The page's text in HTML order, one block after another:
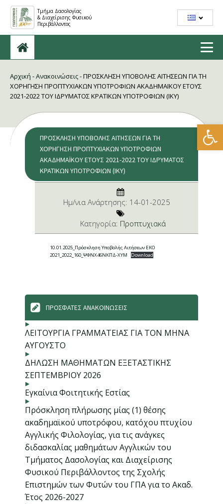
Τμήμα Δασολογίας
& Διαχείρισης Φυσικού
Περιβάλλοντος
Αρχική -Ανακοινώσεις-ΠΡΟΣΚΛΗΣΗ ΥΠΟΒΟΛΗΣ ΑΙΤΗΣΕΩΝ ΓΙΑ ΤΗ
ΧΟΡΗΓΗΣΗ ΠΡΟΠΤΥΧΙΑΚΩΝ ΥΠΟΤΡΟΦΙΩΝ ΑΚΑΔΗΜΑΪΚΟΥ ΕΤΟΥΣ
2021-2022 ΤΟΥ ΙΔΡΥΜΑΤΟΣ ΚΡΑΤΙΚΩΝ ΥΠΟΤΡΟΦΙΩΝ (ΙΚΥ)
ΠΡΟΣΚΛΗΣΗ ΥΠΟΒΟΛΗΣ ΑΙΤΗΣΕΩΝ ΓΙΑ ΤΗ
ΧΟΡΗΓΗΣΗ ΠΡΟΠΤΥΧΙΑΚΩΝ ΥΠΟΤΡΟΦΙΩΝ
ΑΚΑΔΗΜΑΪΚΟΥ ΕΤΟΥΣ 2021-2022 ΤΟΥ ΙΔΡΥΜΑΤΟΣ
ΚΡΑΤΙΚΩΝ ΥΠΟΤΡΟΦΙΩΝ (ΙΚΥ)
Ημ/νια Ανάρτησης: 14-01-2025
Kατηγορία: Προπτυχιακά
10.01.2025_Πρόσκληση Υποβολής Αιτήσεων ΕΚΟ
2021_2022_160_ΨΦΝΧ46ΝΚΠΔ-ΧΥΜ
Download
ΠΡΟΣΦΑΤΕΣ ΑΝΑΚΟΙΝΩΣΕΙΣ
ΛΕΙΤΟΥΡΓΙΑ ΓΡΑΜΜΑΤΕΙΑΣ ΓΙΑ ΤΟΝ ΜΗΝΑ
ΑΥΓΟΥΣΤΟ
ΔΗΛΩΣΗ ΜΑΘΗΜΑΤΩΝ ΕΞΕΤΑΣΤΙΚΗΣ
ΣΕΠΤΕΜΒΡΙΟΥ 2026
Εγκαίνια Φοιτητικής Εστίας
Πρόσκληση πλήρωσης μίας (1) θέσης
ακαδημαϊκού υποτρόφου, κατόχου πτυχίου
Αγγλικής Φιλολογίας, για τις ανάγκες
διδασκαλίας μαθημάτων Αγγλικών του
Τμήματος Δασολογίας και Διαχείρισης
Φυσικού Περιβάλλοντος της Σχολής
Επιστημών των Φυτών του ΓΠΑ για το Ακαδ.
Έτος 2026-2027